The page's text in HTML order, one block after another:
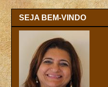
SEJA BEM-VINDO